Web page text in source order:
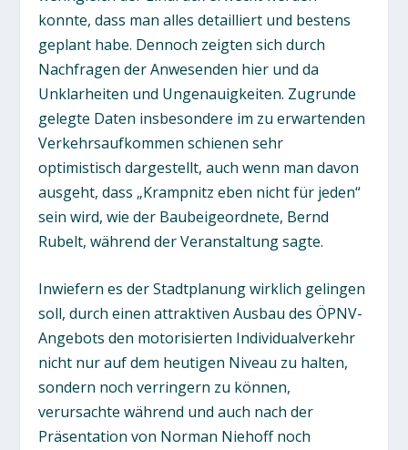
konnte, dass man alles detailliert und bestens
geplant habe. Dennoch zeigten sich durch
Nachfragen der Anwesenden hier und da
Unklarheiten und Ungenauigkeiten. Zugrunde
gelegte Daten insbesondere im zu erwartenden
Verkehrsaufkommen schienen sehr
optimistisch dargestellt, auch wenn man davon
ausgeht, dass „Krampnitz eben nicht für jeden“
sein wird, wie der Baubeigeordnete, Bernd
Rubelt, während der Veranstaltung sagte.
Inwiefern es der Stadtplanung wirklich gelingen
soll, durch einen attraktiven Ausbau des ÖPNV-
Angebots den motorisierten Individualverkehr
nicht nur auf dem heutigen Niveau zu halten,
sondern noch verringern zu können,
verursachte während und auch nach der
Präsentation von Norman Niehoff noch